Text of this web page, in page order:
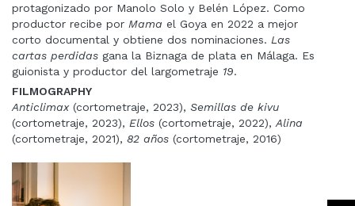
protagonizado por Manolo Solo y Belén López. Como
productor recibe por Mama el Goya en 2022 a mejor
corto documental y obtiene dos nominaciones. Las
cartas perdidas gana la Biznaga de plata en Málaga. Es
guionista y productor del largometraje 19.
FILMOGRAPHY
Anticlimax(cortometraje, 2023), Semillas de kivu
(cortometraje, 2023), Ellos (cortometraje, 2022), Alina
(cortometraje, 2021), 82 años (cortometraje, 2016)